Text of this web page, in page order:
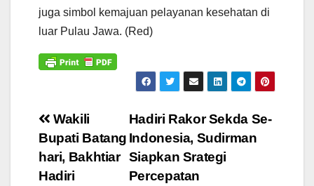
juga simbol kemajuan pelayanan kesehatan di
luar Pulau Jawa. (Red)
Navigasi
pos
Hadiri Rakor Sekda Se-
Indonesia, Sudirman
Siapkan Srategi
Percepatan
Wakili
Bupati Batang
hari, Bakhtiar
Hadiri